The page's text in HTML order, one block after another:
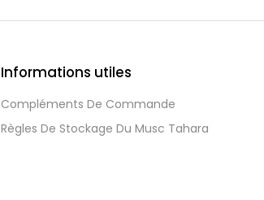
Informations utiles
Compléments De Commande
Règles De Stockage Du Musc Tahara